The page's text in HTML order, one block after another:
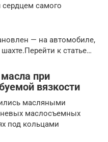
самого
— на автомобиле,
к статье…
при
вязкости
масляными
маслосъемных
под кольцами